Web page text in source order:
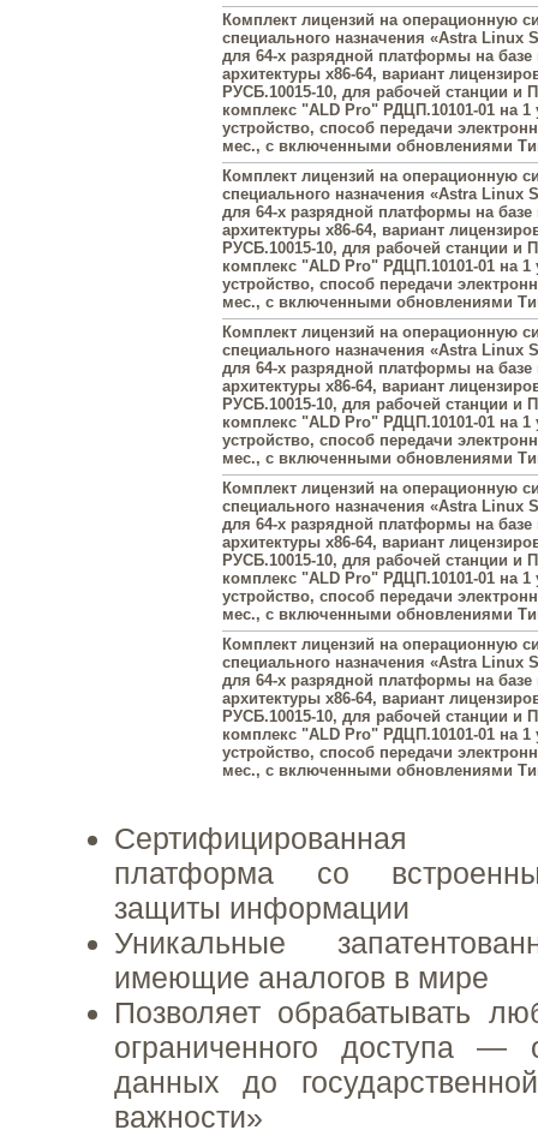
Комплект лицензий на операционную
специального назначения «Astra Linux
для 64-х разрядной платформы на базе
архитектуры х86-64, вариант
РУСБ.10015-10, для рабочей станции и
комплекс "ALD Pro" РДЦП.10101-01 на 1
устройство, способ передачи
мес., с включенными обновлениями
Комплект лицензий на операционную
специального назначения «Astra Linux
для 64-х разрядной платформы на базе
архитектуры х86-64, вариант
РУСБ.10015-10, для рабочей станции и
комплекс "ALD Pro" РДЦП.10101-01 на 1
устройство, способ передачи
мес., с включенными обновлениями
Комплект лицензий на операционную
специального назначения «Astra Linux
для 64-х разрядной платформы на базе
архитектуры х86-64, вариант
РУСБ.10015-10, для рабочей станции и
комплекс "ALD Pro" РДЦП.10101-01 на 1
устройство, способ передачи
мес., с включенными обновлениями
Комплект лицензий на операционную
специального назначения «Astra Linux
для 64-х разрядной платформы на базе
архитектуры х86-64, вариант
РУСБ.10015-10, для рабочей станции и
комплекс "ALD Pro" РДЦП.10101-01 на 1
устройство, способ передачи
мес., с включенными обновлениями
Комплект лицензий на операционную
специального назначения «Astra Linux
для 64-х разрядной платформы на базе
архитектуры х86-64, вариант
РУСБ.10015-10, для рабочей станции и
комплекс "ALD Pro" РДЦП.10101-01 на 1
устройство, способ передачи
мес., с включенными обновлениями
Сертифицированная
платформа со
защиты информации
Уникальные
имеющие аналогов в мире
Позволяет обрабатывать
ограниченного доступа —
данных до
важности»